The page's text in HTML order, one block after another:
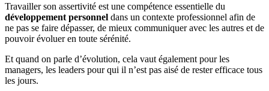
Travailler son assertivité est une compétence essentielle du
développement personnel dans un contexte professionnel afin de
ne pas se faire dépasser, de mieux communiquer avec les autres et de
pouvoir évoluer en toute sérénité.
Et quand on parle d’évolution, cela vaut également pour les
managers, les leaders pour qui il n’est pas aisé de rester efficace tous
les jours.